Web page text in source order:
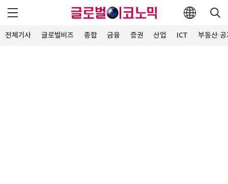
전체기사 글로벌비즈 종합 금융 증권 산업 ICT 부동산·